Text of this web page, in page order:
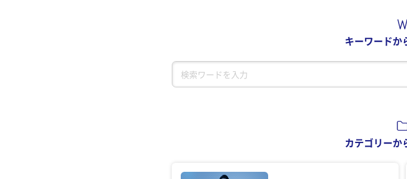
キーワードか
カテゴリーか